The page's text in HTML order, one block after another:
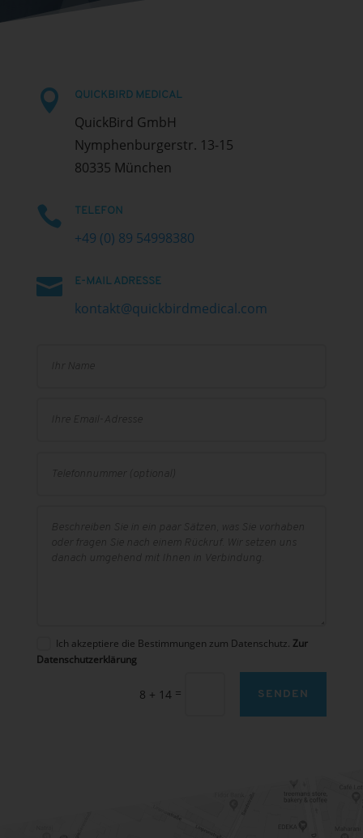
 QUICKBIRD MEDICAL
QuickBird GmbH
Nymphenburgerstr. 13-15
80335 München
 TELEFON
+49 (0) 89 54998380
 E-MAIL ADRESSE
kontakt@quickbirdmedical.com
Ich akzeptiere die Bestimmungen zum Datenschutz. Zur
Datenschutzerklärung
8 + 14 = SENDEN